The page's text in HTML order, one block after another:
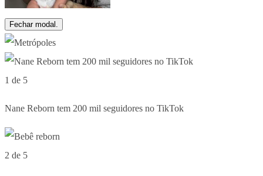
Fechar modal.
1 de 5
Nane Reborn tem 200 mil seguidores no TikTok
2 de 5